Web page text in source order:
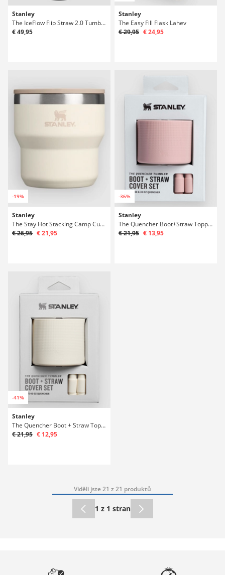
Stanley
The IceFlow Flip Straw 2.0 Tumbler 0.89L Lahev
€ 49,95
Stanley
The Easy Fill Flask Lahev
€ 29,95 € 24,95
-19%
Stanley
The Stay Hot Stacking Camp Cup Lahev
€ 26,95 € 21,95
-36%
Stanley
The Quencher Boot+Straw Topper 20oz/30oz Top
€ 21,95 € 13,95
-41%
Stanley
The Quencher Boot + Straw Topper 40oz Lahev
€ 21,95 € 12,95
Viděli jste 21 z 21 produktů
1 z 1 stran